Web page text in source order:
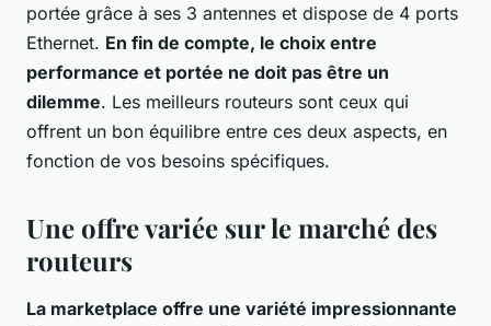
portée grâce à ses 3 antennes et dispose de 4 ports
Ethernet. En fin de compte, le choix entre
performance et portée ne doit pas être un
dilemme. Les meilleurs routeurs sont ceux qui
offrent un bon équilibre entre ces deux aspects, en
fonction de vos besoins spécifiques.
Une offre variée sur le marché des
routeurs
La marketplace offre une variété impressionnante